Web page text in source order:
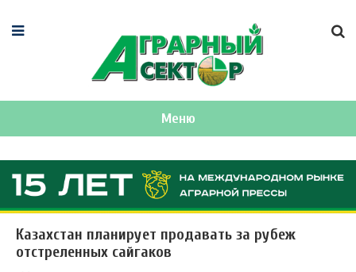
Меню
Казахстан планирует продавать за рубеж
отстреленных сайгаков